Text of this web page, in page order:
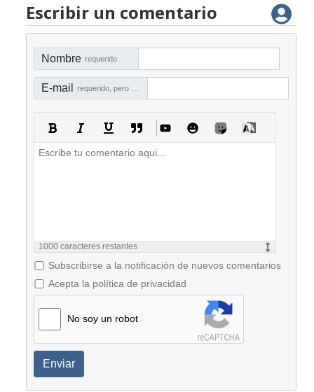
Escribir un comentario
Nombre requerido
E-mail
1000 caracteres restantes
Subscribirse a la notificación de nuevos comentarios
Acepta la política de privacidad
No soy un robot
Enviar